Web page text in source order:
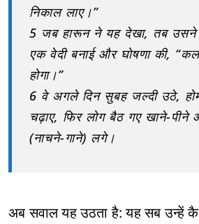
निकाल लाए।”
5 जब हारून ने यह देखा, तब उसने
एक वेदी बनाई और घोषणा की, “कल
होगा।”
6 वे अगले दिन सुबह जल्दी उठे,
चढ़ाए, फिर लोग बैठ गए खाने-
(नाचने-गाने) लगे।
अब सवाल यह उठता है: यह सब उन्हें